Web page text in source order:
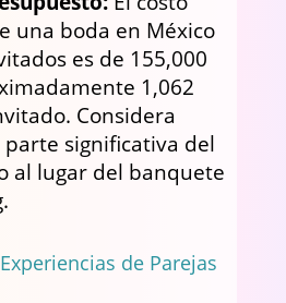
una boda en México
es de 155,000
1,062
Considera
significativa del
al lugar del banquete
de Parejas